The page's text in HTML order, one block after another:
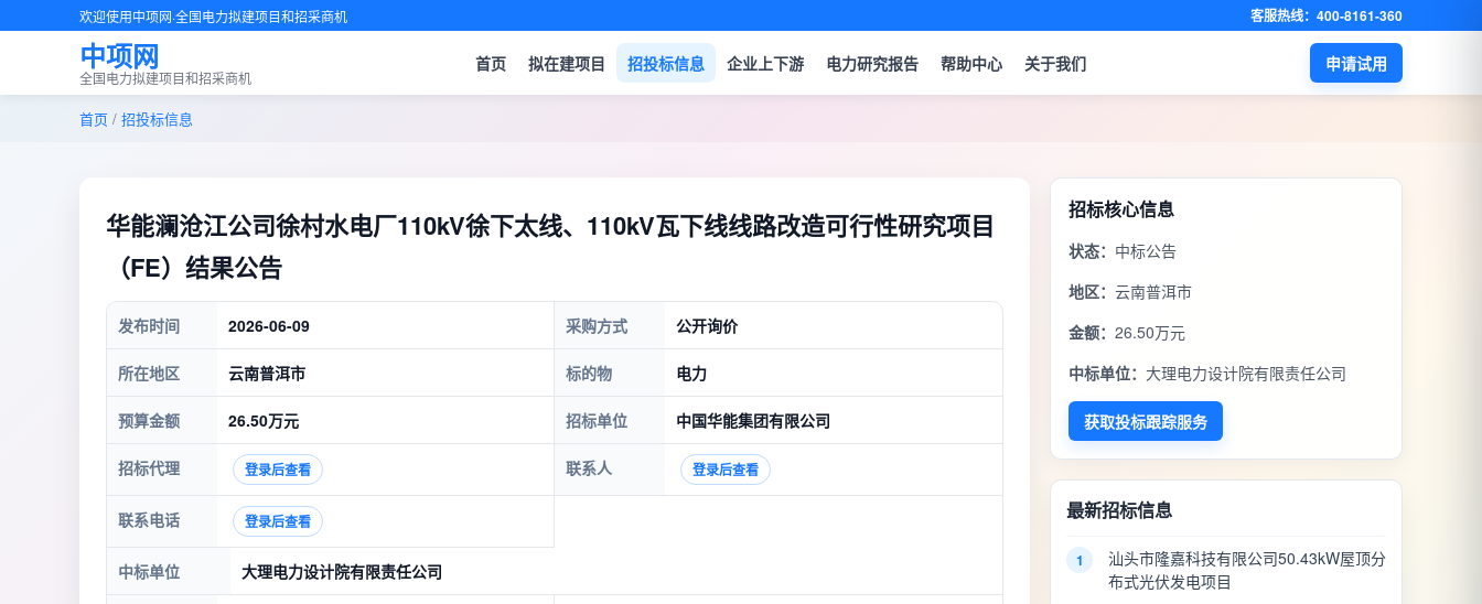
欢迎使用中项网·全国电力拟建项目和招采商机 客服热线：400-8161-360
中项网
全国电力拟建项目和招采商机
首页 拟在建项目 招投标信息 企业上下游 电力研究报告 帮助中心 关于我们 申请试用
首页 / 招投标信息
华能澜沧江公司徐村水电厂110kV徐下太线、110kV瓦下线线路改造可行性研究项目
（FE）结果公告
发布时间 2026-06-09 采购方式 公开询价
所在地区 云南普洱市 标的物 电力
预算金额 26.50万元 招标单位 中国华能集团有限公司
招标代理 登录后查看 联系人 登录后查看
联系电话 登录后查看
中标单位 大理电力设计院有限责任公司
招标核心信息
状态： 中标公告
地区： 云南普洱市
金额： 26.50万元
中标单位： 大理电力设计院有限责任公司
获取投标跟踪服务
最新招标信息
1
汕头市隆嘉科技有限公司50.43kW屋顶分
布式光伏发电项目